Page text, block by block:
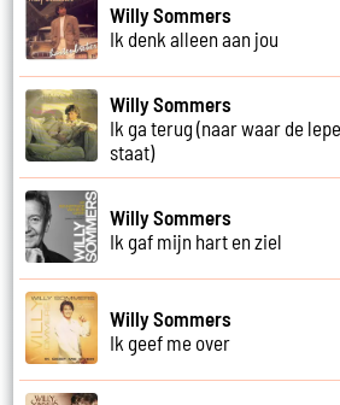
Willy Sommers
Ik denk alleen aan jou
Willy Sommers
Ik ga terug (naar waar de
staat)
Willy Sommers
Ik gaf mijn hart en ziel
Willy Sommers
Ik geef me over